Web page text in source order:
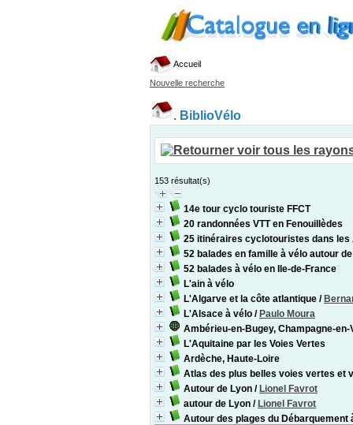
Accueil
Nouvelle recherche
. BiblioVélo
153 résultat(s)
14e tour cyclo touriste FFCT
20 randonnées VTT en Fenouillèdes
25 itinéraires cyclotouristes dans les
52 balades en famille à vélo autour
52 balades à vélo en Ile-de-France
L'ain à vélo
L'Algarve et la côte atlantique /
L'Alsace à vélo / Paulo Moura
Ambérieu-en-Bugey, Champagne-
L'Aquitaine par les Voies Vertes
Ardèche, Haute-Loire
Atlas des plus belles voies vertes et
Autour de Lyon / Lionel Favrot
autour de Lyon / Lionel Favrot
Autour des plages du Débarquement